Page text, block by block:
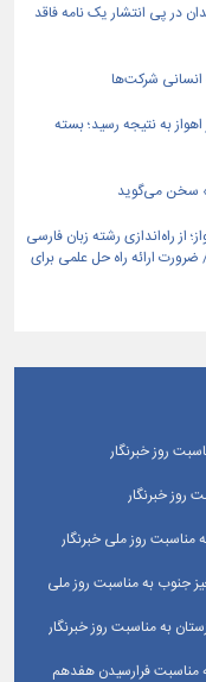
در پی انتشار یک نامه فاقد
انسانی شرکت‌ها
به نتیجه رسید؛ بسته
سخن می‌گوید
از راه‌اندازی رشته زبان فارسی
ضرورت ارائه راه حل علمی برای
روز خبرنگار
روز خبرنگار
روز ملی خبرنگار
جنوب به مناسبت روز ملی
به مناسبت روز خبرنگار
مناسبت فرارسیدن هفدهم